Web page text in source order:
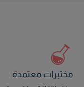
مختبرات معتمدة